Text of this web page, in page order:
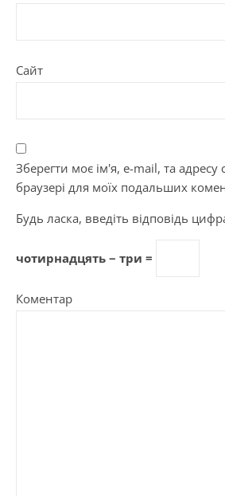
Сайт
Зберегти моє ім'я, e-mail, та адресу
браузері для моїх подальших
Будь ласка, введіть відповідь
чотирнадцять − три =
Коментар